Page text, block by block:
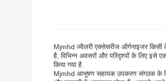
Mjmhd ज्वैलरी एक्सेसरीज ऑर्गनाइजर
है, विभिन्न अवसरों और परिदृश्यों के लिए
किया गया है.
Mjmhd आभूषण सहायक उपकरण संगठक के